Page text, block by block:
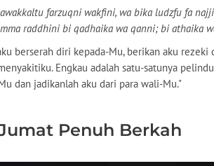
farzuqni wakfini, wa bika ludzfu fa
raddhini bi qadhaika wa qanni; bi athaika
berserah diri kepada-Mu, berikan aku rezeki
Engkau adalah satu-satunya
dan jadikanlah aku dari para wali-Mu."
Penuh Berkah